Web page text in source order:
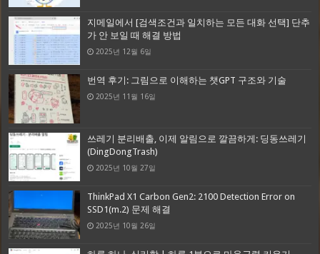
지메일에서 [검색조건과 일치하는 모든 대화 선택] 단추
가 안 보일 때 해결 방법
2025년 12월 6일
번역 후기: 그림으로 이해하는 챗GPT 구조와 기술
2025년 11월 16일
쓰레기 분리배출, 이제 알림으로 깔끔하게: 딩동쓰레기
(DingDongTrash)
2025년 10월 27일
ThinkPad X1 Carbon Gen2: 2100 Detection Error on
SSD1(m.2) 문제 해결
2025년 10월 26일